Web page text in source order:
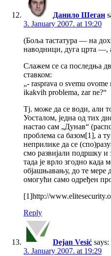
Данило Шеган
3. January 2007. at 19:20
(Боља тастатура — на
наводници, дуга црта —,
Слажем се са последња
ставком:
„- rasprava o svemu
ikakvih problema, zar ne?“
Тј. може да се води, али
Уосталом, једна од тих
настао сам „Дунав“
проблема са базом[1], а
неприлике да се
смо развијали подршку и
тада је врло згодно
објашњавању, до те мере
омогући само одређен
[1]http://
Reply
Dejan Vesić says:
3. January 2007. at 19:29